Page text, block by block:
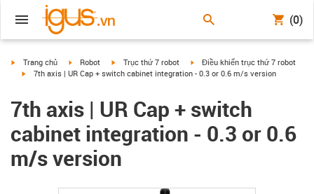
(0)
igus-icon-arrow-right
Trang chủ igus-icon-arrow-right
Robot igus-icon-arrow-right
Trục thứ 7 robot igus-icon-arrow-right
Điều khiển trục thứ 7 robot
igus-icon-arrow-right
7th axis | UR Cap + switch cabinet integration - 0.3 or 0.6 m/s version
7th axis | UR Cap + switch
cabinet integration - 0.3 or 0.6
m/s version